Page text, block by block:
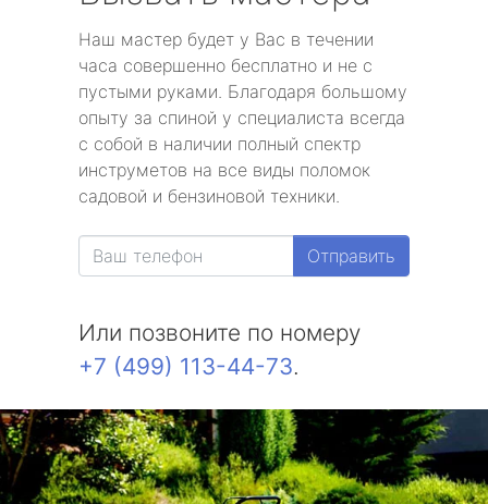
Наш мастер будет у Вас в течении
часа совершенно бесплатно и не с
пустыми руками. Благодаря большому
опыту за спиной у специалиста всегда
с собой в наличии полный спектр
инструметов на все виды поломок
садовой и бензиновой техники.
Отправить
Или позвоните по номеру
+7 (499) 113-44-73.